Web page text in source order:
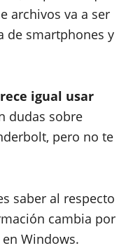
archivos va a ser
de smartphones y
igual usar
dudas sobre
pero no te
saber al respecto
cambia por
Windows.